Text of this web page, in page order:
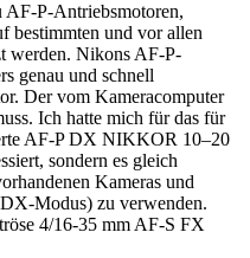
P-Antriebsmotoren,
bestimmten und vor allen
werden. Nikons AF-P-
genau und schnell
Der vom Kameracomputer
Ich hatte mich für das für
AF-P DX NIKKOR 10–20
sondern es gleich
Kameras und
Modus) zu verwenden.
4/16-35 mm AF-S FX